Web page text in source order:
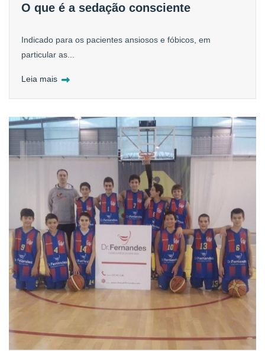
O que é a sedação consciente
Indicado para os pacientes ansiosos e fóbicos, em
particular as...
Leia mais